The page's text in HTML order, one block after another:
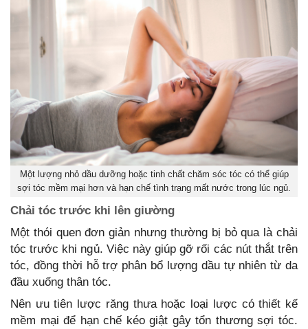
Một lượng nhỏ dầu dưỡng hoặc tinh chất chăm sóc tóc có thể giúp
sợi tóc mềm mại hơn và hạn chế tình trạng mất nước trong lúc ngủ.
Chải tóc trước khi lên giường
Một thói quen đơn giản nhưng thường bị bỏ qua là chải
tóc trước khi ngủ. Việc này giúp gỡ rối các nút thắt trên
tóc, đồng thời hỗ trợ phân bổ lượng dầu tự nhiên từ da
đầu xuống thân tóc.
Nên ưu tiên lược răng thưa hoặc loại lược có thiết kế
mềm mại để hạn chế kéo giật gây tổn thương sợi tóc.